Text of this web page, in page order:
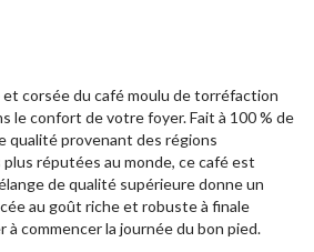
et corsée du café moulu de torréfaction
le confort de votre foyer. Fait à 100 % de
qualité provenant des régions
réputées au monde, ce café est
de qualité supérieure donne un
au goût riche et robuste à finale
à commencer la journée du bon pied.